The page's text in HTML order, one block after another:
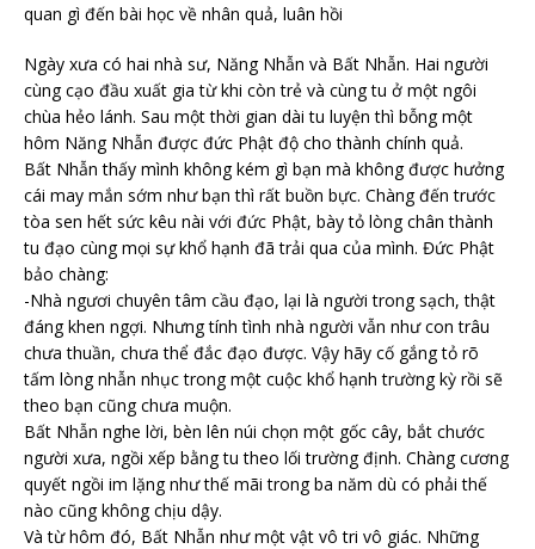
quan gì đến bài học về nhân quả, luân hồi
Ngày xưa có hai nhà sư, Năng Nhẫn và Bất Nhẫn. Hai người
cùng cạo đầu xuất gia từ khi còn trẻ và cùng tu ở một ngôi
chùa hẻo lánh. Sau một thời gian dài tu luyện thì bỗng một
hôm Năng Nhẫn được đức Phật độ cho thành chính quả.
Bất Nhẫn thấy mình không kém gì bạn mà không được hưởng
cái may mắn sớm như bạn thì rất buồn bực. Chàng đến trước
tòa sen hết sức kêu nài với đức Phật, bày tỏ lòng chân thành
tu đạo cùng mọi sự khổ hạnh đã trải qua của mình. Đức Phật
bảo chàng:
-Nhà ngươi chuyên tâm cầu đạo, lại là người trong sạch, thật
đáng khen ngợi. Nhưng tính tình nhà người vẫn như con trâu
chưa thuần, chưa thể đắc đạo được. Vậy hãy cố gắng tỏ rõ
tấm lòng nhẫn nhục trong một cuộc khổ hạnh trường kỳ rồi sẽ
theo bạn cũng chưa muộn.
Bất Nhẫn nghe lời, bèn lên núi chọn một gốc cây, bắt chước
người xưa, ngồi xếp bằng tu theo lối trường định. Chàng cương
quyết ngồi im lặng như thế mãi trong ba năm dù có phải thế
nào cũng không chịu dậy.
Và từ hôm đó, Bất Nhẫn như một vật vô tri vô giác. Những